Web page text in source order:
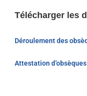
Télécharger les
Déroulement des
Attestation d’obsèques